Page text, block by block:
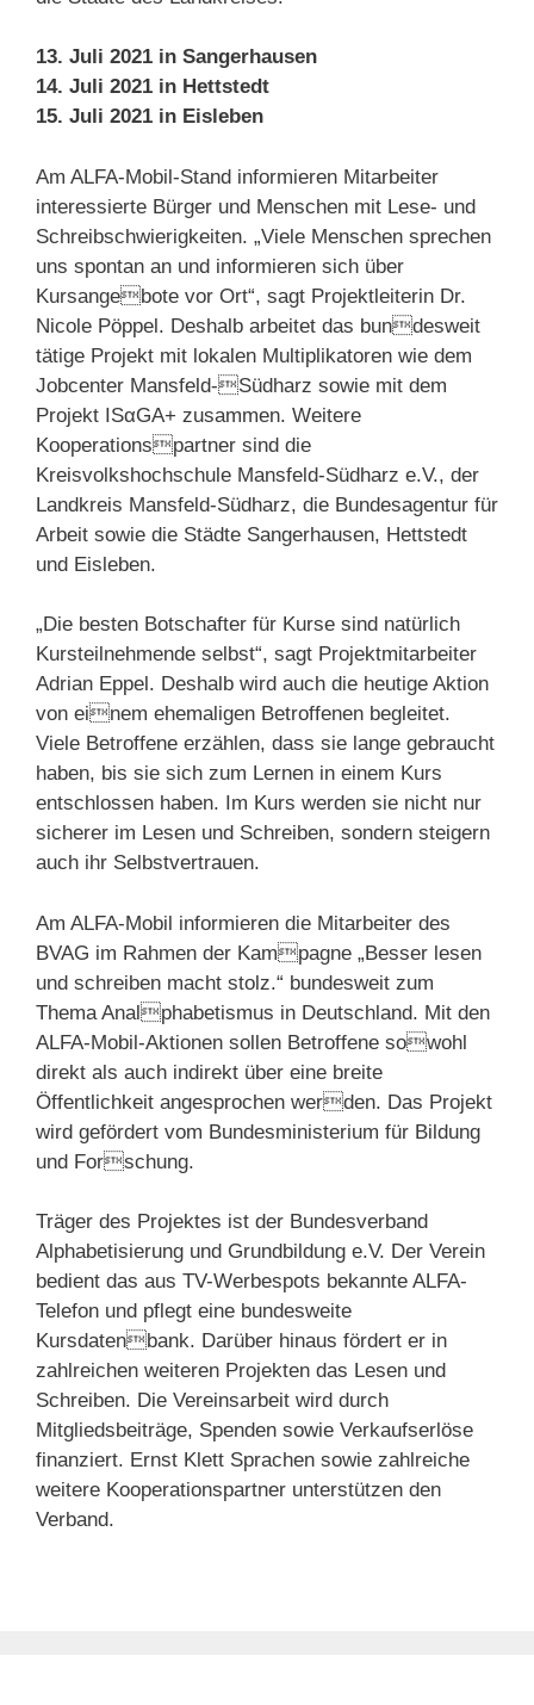
13. Juli 2021 in Sangerhausen
14. Juli 2021 in Hettstedt
15. Juli 2021 in Eisleben
Am ALFA-Mobil-Stand informieren Mitarbeiter
interessierte Bürger und Menschen mit Lese- und
Schreibschwierigkeiten. „Viele Menschen sprechen
uns spontan an und informieren sich über
Kursangebote vor Ort“, sagt Projektleiterin Dr.
Nicole Pöppel. Deshalb arbeitet das bundesweit
tätige Projekt mit lokalen Multiplikatoren wie dem
Jobcenter Mansfeld-Südharz sowie mit dem
Projekt ISαGA+ zusammen. Weitere
Kooperationspartner sind die
Kreisvolkshochschule Mansfeld-Südharz e.V., der
Landkreis Mansfeld-Südharz, die Bundesagentur für
Arbeit sowie die Städte Sangerhausen, Hettstedt
und Eisleben.
„Die besten Botschafter für Kurse sind natürlich
Kursteilnehmende selbst“, sagt Projektmitarbeiter
Adrian Eppel. Deshalb wird auch die heutige Aktion
von einem ehemaligen Betroffenen begleitet.
Viele Betroffene erzählen, dass sie lange gebraucht
haben, bis sie sich zum Lernen in einem Kurs
entschlossen haben. Im Kurs werden sie nicht nur
sicherer im Lesen und Schreiben, sondern steigern
auch ihr Selbstvertrauen.
Am ALFA-Mobil informieren die Mitarbeiter des
BVAG im Rahmen der Kampagne „Besser lesen
und schreiben macht stolz.“ bundesweit zum
Thema Analphabetismus in Deutschland. Mit den
ALFA-Mobil-Aktionen sollen Betroffene sowohl
direkt als auch indirekt über eine breite
Öffentlichkeit angesprochen werden. Das Projekt
wird gefördert vom Bundesministerium für Bildung
und Forschung.
Träger des Projektes ist der Bundesverband
Alphabetisierung und Grundbildung e.V. Der Verein
bedient das aus TV-Werbespots bekannte ALFA-
Telefon und pflegt eine bundesweite
Kursdatenbank. Darüber hinaus fördert er in
zahlreichen weiteren Projekten das Lesen und
Schreiben. Die Vereinsarbeit wird durch
Mitgliedsbeiträge, Spenden sowie Verkaufserlöse
finanziert. Ernst Klett Sprachen sowie zahlreiche
weitere Kooperationspartner unterstützen den
Verband.